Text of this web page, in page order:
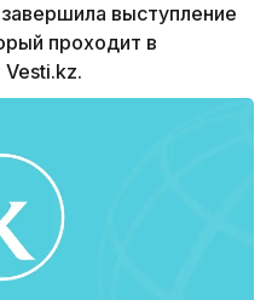
выступление
проходит в